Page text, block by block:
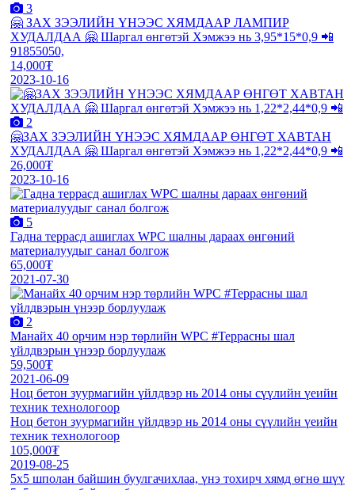
3
🤗 ЗАХ ЗЭЭЛИЙН ҮНЭЭС ХЯМДААР ЛАМПИР
ХУДАЛДАА 🤗 Шаргал өнгөтэй Хэмжээ нь 3,95*15*0,9 📲
91855050,
14,000₮
2023-10-16
2
🤗ЗАХ ЗЭЭЛИЙН ҮНЭЭС ХЯМДААР ӨНГӨТ ХАВТАН
ХУДАЛДАА 🤗 Шаргал өнгөтэй Хэмжээ нь 1,22*2,44*0,9 📲
26,000₮
2023-10-16
5
Гадна террасд ашиглах WPC шалны дараах өнгөний
материалуудыг санал болгож
65,000₮
2021-07-30
2
Манайх 40 орчим нэр төрлийн WPC #Террасны шал
үйлдвэрын үнээр борлуулаж
59,500₮
2021-06-09
Ноц бетон зуурмагийн үйлдвэр нь 2014 оны сүүлийн үеийн
техник технологоор
Ноц бетон зуурмагийн үйлдвэр нь 2014 оны сүүлийн үеийн
техник технологоор
105,000₮
2019-08-25
5x5 шполан байшин буулгачихлаа, үнэ тохирч хямд өгнө шүү